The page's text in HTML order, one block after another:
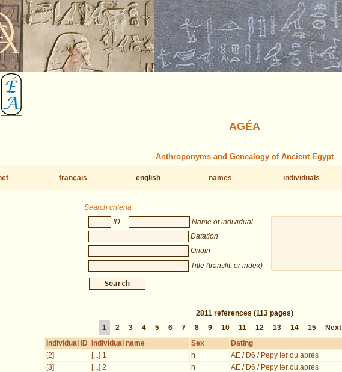
AGÉA
Anthroponyms and Genealogy of Ancient Egypt
français english names individuals
Search criteria
ID
Name of individual
Datation
Origin
Title (translit. or index)
2811 references (113 pages)
1
2 3 4 5 6 7 8 9 10 11 12 13 14 15 Next
Individual ID Individual name Sex Dating
[2]
[...] 1 h AE/ D6 / Pepy Ier ou après
[3]
[...] 2 h AE/ D6 / Pepy Ier ou après